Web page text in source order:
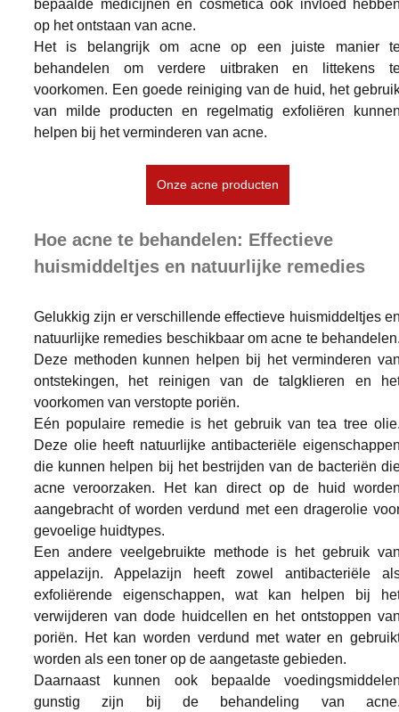
bepaalde medicijnen en cosmetica ook invloed
op het ontstaan van acne.
Het is belangrijk om acne op een juiste manier
behandelen om verdere uitbraken en littekens
voorkomen. Een goede reiniging van de huid, het
van milde producten en regelmatig exfoliëren
helpen bij het verminderen van acne.
Onze acne producten
Hoe acne te behandelen: Effectieve
huismiddeltjes en natuurlijke remedies
Gelukkig zijn er verschillende effectieve huismiddeltjes
natuurlijke remedies beschikbaar om acne te
Deze methoden kunnen helpen bij het verminderen
ontstekingen, het reinigen van de talgklieren en
voorkomen van verstopte poriën.
Eén populaire remedie is het gebruik van tea tree
Deze olie heeft natuurlijke antibacteriële
die kunnen helpen bij het bestrijden van de bacteriën
acne veroorzaken. Het kan direct op de huid
aangebracht of worden verdund met een dragerolie
gevoelige huidtypes.
Een andere veelgebruikte methode is het gebruik
appelazijn. Appelazijn heeft zowel antibacteriële
exfoliërende eigenschappen, wat kan helpen bij
verwijderen van dode huidcellen en het ontstoppen
poriën. Het kan worden verdund met water en
worden als een toner op de aangetaste gebieden.
Daarnaast kunnen ook bepaalde
gunstig zijn bij de behandeling van